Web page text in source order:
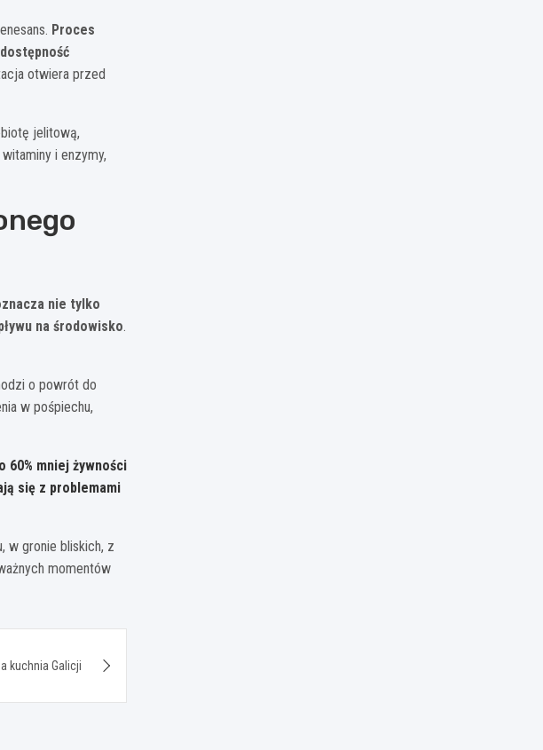
Proces
otwiera przed
jelitową,
i enzymy,
nie tylko
na środowisko.
o powrót do
w pośpiechu,
60% mniej żywności
się z problemami
w gronie bliskich, z
momentów
kuchnia Galicji